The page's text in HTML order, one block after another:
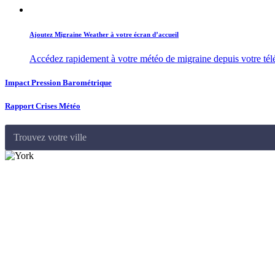
Ajoutez Migraine Weather à votre écran d’accueil
Accédez rapidement à votre météo de migraine depuis votre
Impact Pression Barométrique
Rapport Crises Météo
Trouvez votre ville